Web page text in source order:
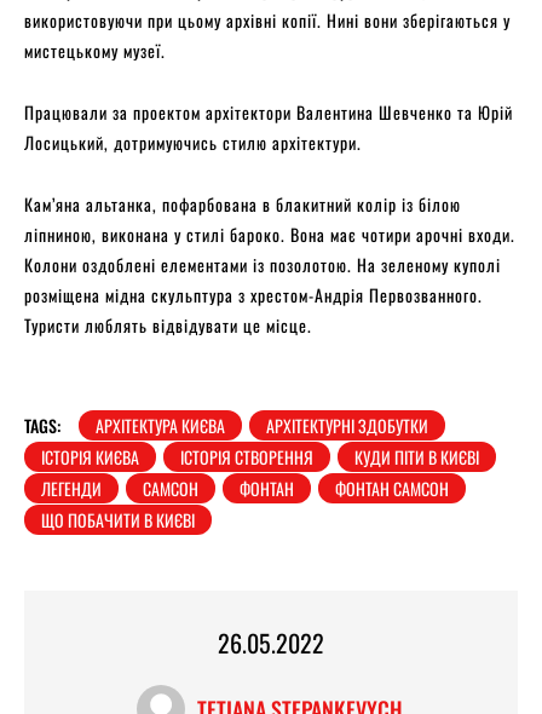
використовуючи при цьому архівні копії. Нині вони зберігаються у
мистецькому музеї.
Працювали за проектом архітектори Валентина Шевченко та Юрій
Лосицький, дотримуючись стилю архітектури.
Кам’яна альтанка, пофарбована в блакитний колір із білою
ліпниною, виконана у стилі бароко. Вона має чотири арочні входи.
Колони оздоблені елементами із позолотою. На зеленому куполі
розміщена мідна скульптура з хрестом-Андрія Первозванного.
Туристи люблять відвідувати це місце.
TAGS: АРХІТЕКТУРА КИЄВА
АРХІТЕКТУРНІ ЗДОБУТКИ
ІСТОРІЯ КИЄВА
ІСТОРІЯ СТВОРЕННЯ
КУДИ ПІТИ В КИЄВІ
ЛЕГЕНДИ
САМСОН ФОНТАН
ФОНТАН САМСОН
ЩО ПОБАЧИТИ В КИЄВІ
26.05.2022